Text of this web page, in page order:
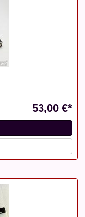
53,00 €*